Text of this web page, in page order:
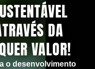
DA
VALOR!
o desenvolvimento